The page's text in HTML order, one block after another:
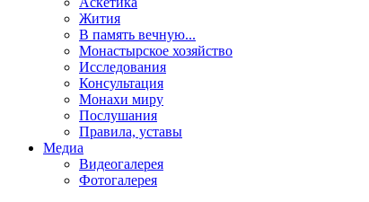
Жития
В память вечную...
Монастырское хозяйство
Исследования
Консультация
Монахи миру
Послушания
Правила, уставы
Медиа
Видеогалерея
Фотогалерея